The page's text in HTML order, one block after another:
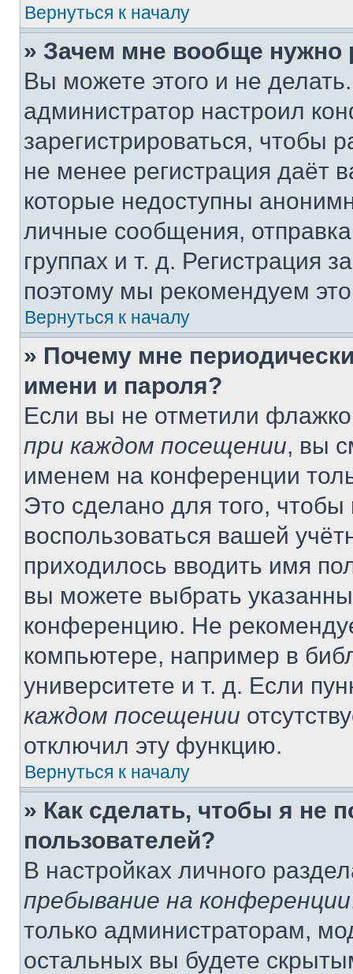
Вернуться к началу
» Зачем мне вообще нужно
Вы можете этого и не
администратор настроил
зарегистрироваться, чтобы
не менее регистрация даёт
которые недоступны
личные сообщения,
группах и т. д. Регистрация
поэтому мы рекомендуем
Вернуться к началу
» Почему мне
имени и пароля?
Если вы не отметили
при каждом посещении, вы
именем на конференции
Это сделано для того, чтобы
воспользоваться вашей
приходилось вводить имя
вы можете выбрать
конференцию. Не
компьютере, например в
университете и т. д. Если
каждом посещении
отключил эту функцию.
Вернуться к началу
» Как сделать, чтобы я не
пользователей?
В настройках личного
пребывание на конференции
только администраторам,
остальных вы будете